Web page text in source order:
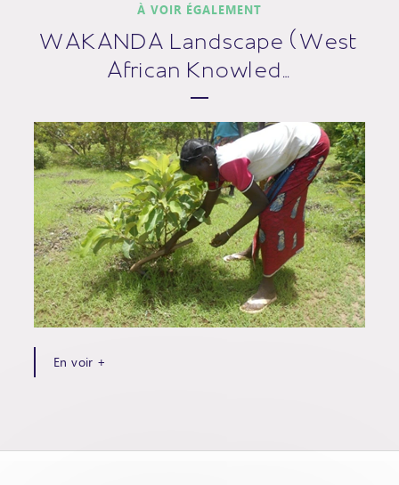
À VOIR ÉGALEMENT
WAKANDA Landscape (West
African Knowled…
En voir +